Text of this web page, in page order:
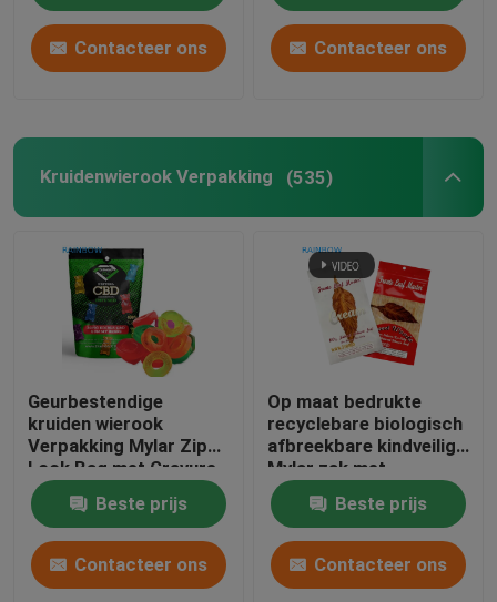
Contacteer ons Contacteer ons
Kruidenwierook Verpakking (535)
Geurbestendige
kruiden wierook
Verpakking Mylar Zip
Lock Bag met Gravure
Printing en aanpasbare
grootte Beste prijs
Contacteer ons
Op maat bedrukte
recyclebare biologisch
afbreekbare kindveilige
Mylar zak met
ritssluiting voor
voedselverpakkingen
Beste prijs
Contacteer ons